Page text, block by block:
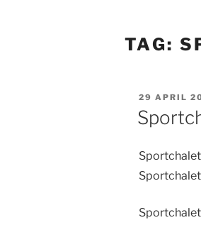
TAG:
GEPLAATST
OP
29 APRIL